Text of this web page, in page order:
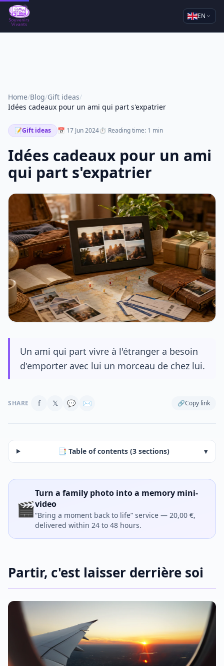
EN
Home/Blog/Gift ideas/
Idées cadeaux pour un ami qui part s'expatrier
📝Gift ideas 📅 17 Jun 2024⏱ Reading time: 1 min
Idées cadeaux pour un ami
qui part s'expatrier
Un ami qui part vivre à l'étranger a besoin
d'emporter avec lui un morceau de chez lui.
SHARE f 𝕏 💬 ✉ 🔗Copy link
📑 Table of contents (3 sections) ▾
🎬
Turn a family photo into a memory mini-
video
“Bring a moment back to life” service — 20,00 €,
delivered within 24 to 48 hours.
Partir, c'est laisser derrière soi